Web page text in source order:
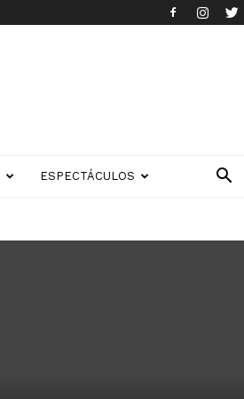
ESPECTÁCULOS